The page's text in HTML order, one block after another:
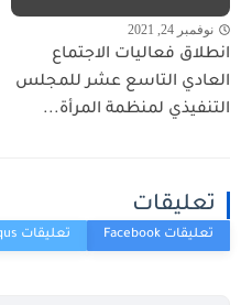
نوفمبر 24, 2021
انطلاق فعاليات الاجتماع
العادي التاسع عشر للمجلس
التنفيذي لمنظمة المرأة...
تعليقات